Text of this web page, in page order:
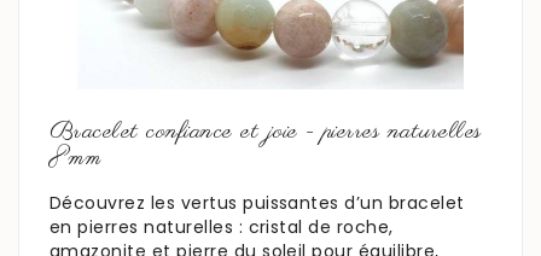
Bracelet confiance et joie - pierres naturelles
8mm
Découvrez les vertus puissantes d’un bracelet
en pierres naturelles : cristal de roche,
amazonite et pierre du soleil pour équilibre,